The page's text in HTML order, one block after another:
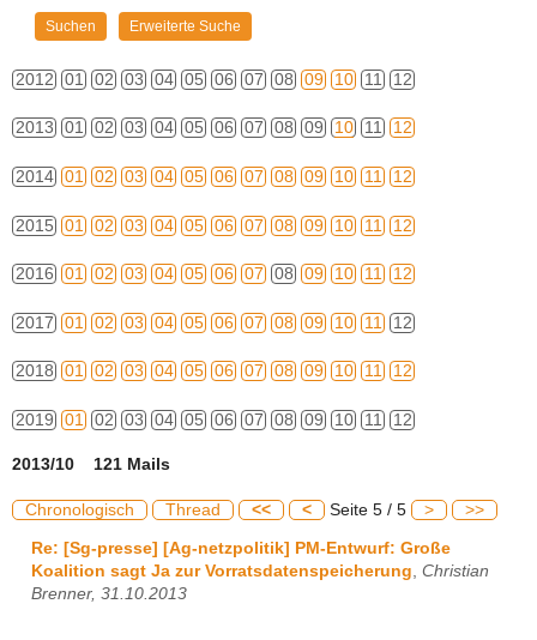
2012 01 02 03 04 05 06 07 08 09 10 11 12
2013 01 02 03 04 05 06 07 08 09 10 11 12
2014 01 02 03 04 05 06 07 08 09 10 11 12
2015 01 02 03 04 05 06 07 08 09 10 11 12
2016 01 02 03 04 05 06 07 08 09 10 11 12
2017 01 02 03 04 05 06 07 08 09 10 11 12
2018 01 02 03 04 05 06 07 08 09 10 11 12
2019 01 02 03 04 05 06 07 08 09 10 11 12
2013/10 121 Mails
Chronologisch Thread << < Seite 5 / 5 > >>
Re: [Sg-presse] [Ag-netzpolitik] PM-Entwurf: Große
Koalition sagt Ja zur Vorratsdatenspeicherung, Christian
Brenner, 31.10.2013